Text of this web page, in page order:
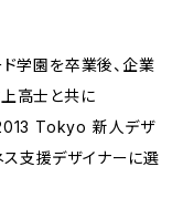
学園を卒業後、企業
高士と共に
2013 Tokyo 新人デザ
ス支援デザイナーに選